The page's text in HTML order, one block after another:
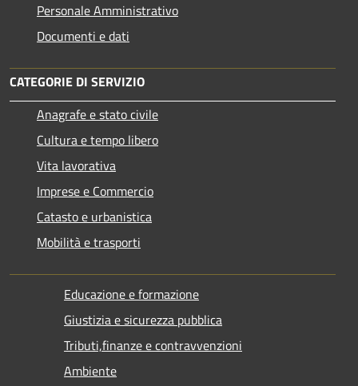
Personale Amministrativo
Documenti e dati
CATEGORIE DI SERVIZIO
Anagrafe e stato civile
Cultura e tempo libero
Vita lavorativa
Imprese e Commercio
Catasto e urbanistica
Mobilità e trasporti
Educazione e formazione
Giustizia e sicurezza pubblica
Tributi,finanze e contravvenzioni
Ambiente